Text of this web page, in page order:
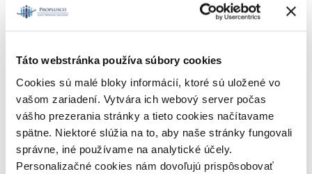
Táto webstránka používa súbory cookies
Cookies sú malé bloky informácií, ktoré sú uložené vo
vašom zariadení. Vytvára ich webový server počas
vášho prezerania stránky a tieto cookies načítavame
spätne. Niektoré slúžia na to, aby naše stránky fungovali
správne, iné používame na analytické účely.
Personalizačné cookies nám dovoľujú prispôsobovať
Kategórie:Študenti , Dôchodcovia, Kariéra
Aktuálne mzdové veličiny v roku 2020